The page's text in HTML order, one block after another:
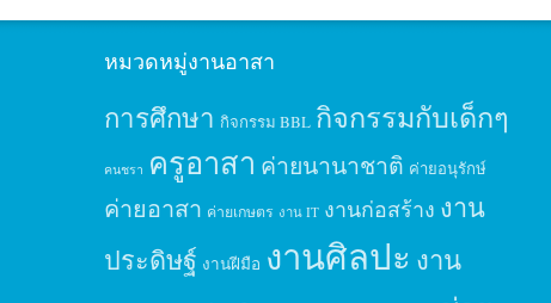
หมวดหมู่งานอาสา
การศึกษา กิจกรรม BBL กิจกรรมกับเด็กๆ
คนชรา ครูอาสา ค่ายนานาชาติ ค่ายอนุรักษ์
ค่ายอาสา ค่ายเกษตร งาน IT งานก่อสร้าง งาน
ประดิษฐ์ งานฝีมือ งานศิลปะ งาน